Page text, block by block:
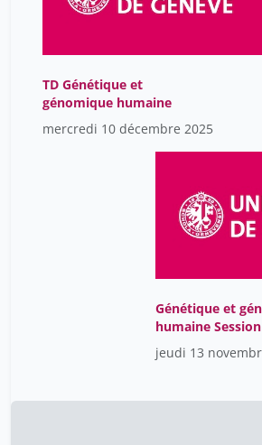
TD Génétique et
génomique humaine
mercredi 10 décembre 2025
Génétique et
humaine
jeudi 13